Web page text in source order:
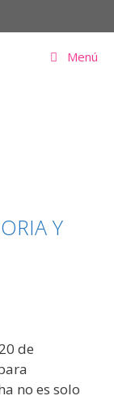
Menú
Y
de
no es solo